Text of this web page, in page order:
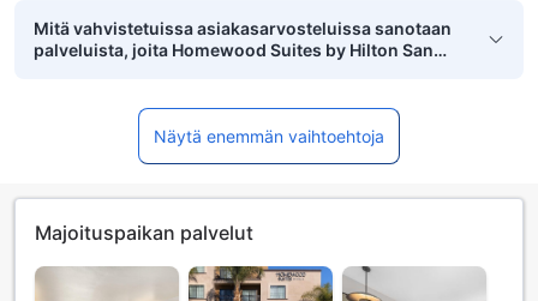
Mitä vahvistetuissa asiakasarvosteluissa sanotaan
palveluista, joita Homewood Suites by Hilton San
Näytä enemmän vaihtoehtoja
Majoituspaikan palvelut